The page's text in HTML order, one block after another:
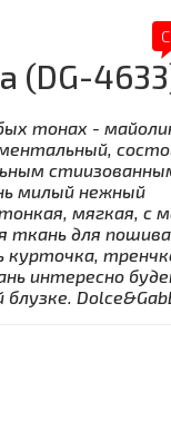
(DG-
тонах -
милый нежный
мягкая, с
ткань для пошива
курточка,
интересно